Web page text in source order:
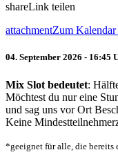
shareLink teilen
attachmentZum
04. September 2026 - 16:45
Mix Slot bedeutet:
Möchtest du nur eine
und sag uns vor Ort
Keine
*geeignet für alle, die bereits